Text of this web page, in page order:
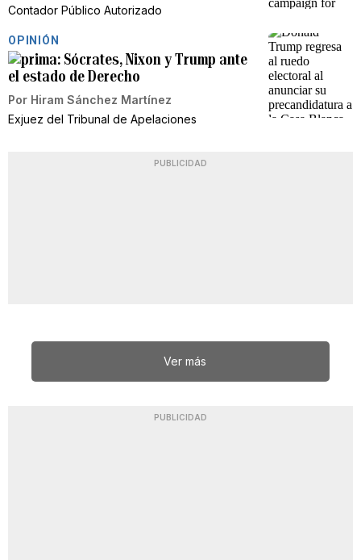
Contador Público Autorizado
OPINIÓN
Sócrates, Nixon y Trump ante
el estado de Derecho
Por Hiram Sánchez Martínez
Exjuez del Tribunal de Apelaciones
PUBLICIDAD
Ver más
PUBLICIDAD